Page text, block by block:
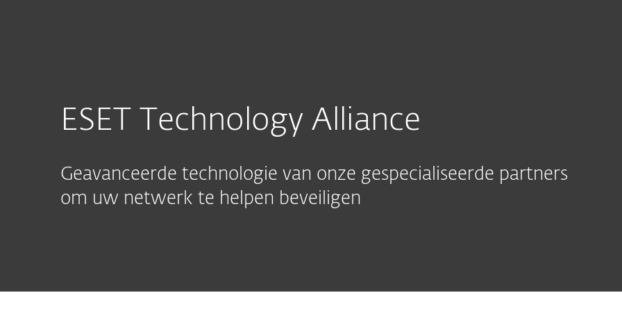
ESET Technology Alliance
Geavanceerde technologie van onze gespecialiseerde partners
om uw netwerk te helpen beveiligen